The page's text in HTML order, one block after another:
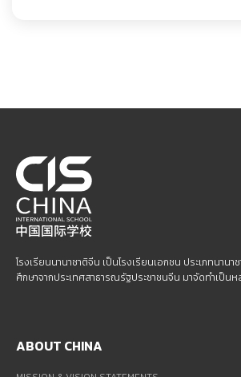
โรงเรียนนานาชาติจีน เป็นโรงเรียนเอกชน ประเภทนานา
ศึกษาจากประเทศสาธารณรัฐประชาชนจีน มาจัดทำเป็น
ABOUT CHINA